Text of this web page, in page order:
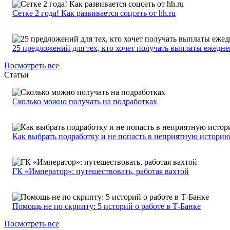
Сетке 2 года! Как развивается соцсеть от hh.ru
25 предложений для тех, кто хочет получать выплаты
Посмотреть все
Статьи
Сколько можно получать на подработках
Как выбрать подработку и не попасть в неприятную историю
ГК «Император»: путешествовать, работая вахтой
Помощь не по скрипту: 5 историй о работе в Т-Банке
Посмотреть все